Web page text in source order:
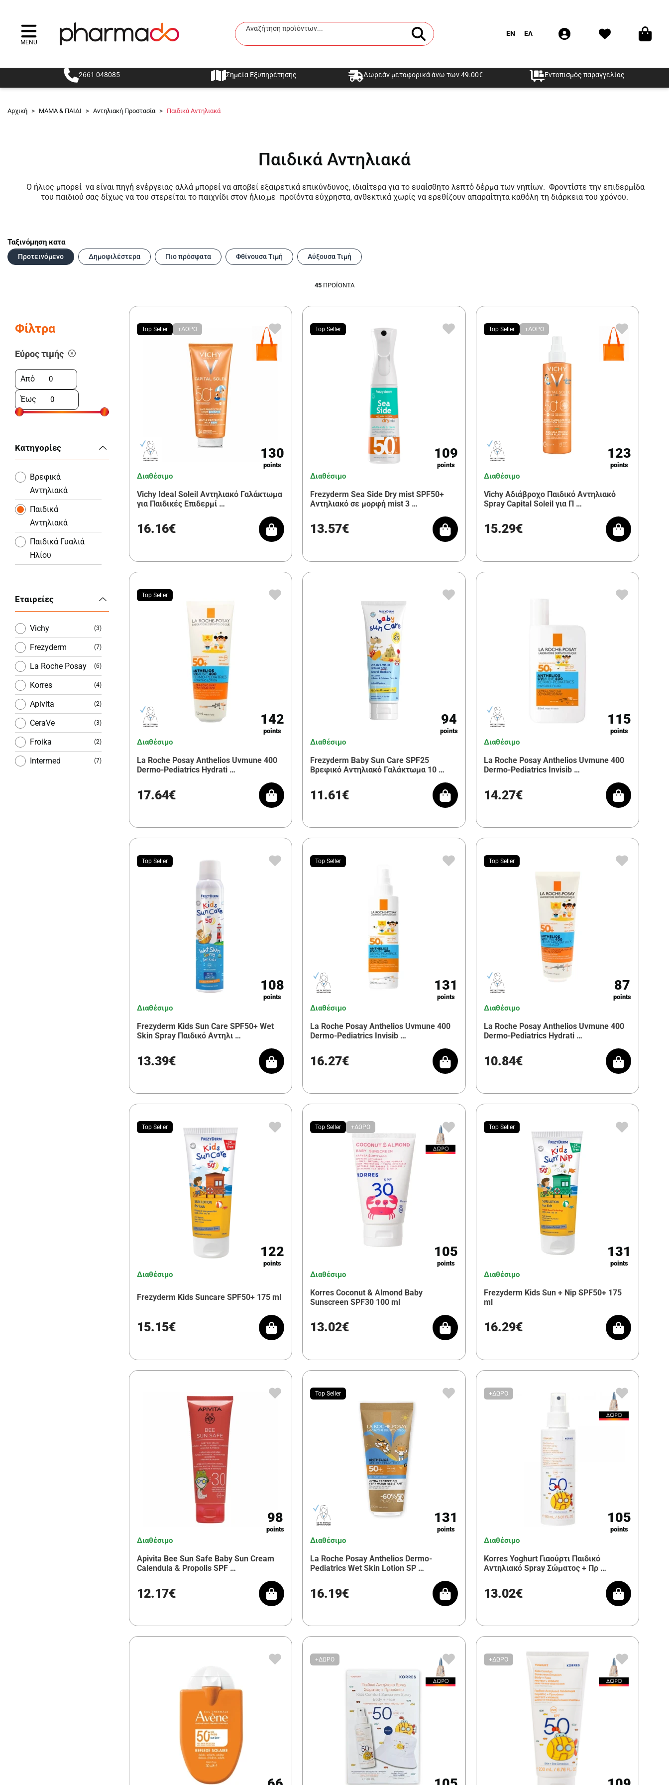
Menu
MENU
Αναζήτηση προϊόντων...
EN ΕΛ
2661 048085 Σημεία Εξυπηρέτησης Δωρεάν μεταφορικά άνω των 49.00€ Εντοπισμός παραγγελίας
Αναζήτηση
Αρχική > ΜΑΜΑ & ΠΑΙΔΙ > Αντηλιακή Προστασία > Παιδικά Αντηλιακά
Παιδικά Αντηλιακά
Ο ήλιος μπορεί να είναι πηγή ενέργειας αλλά μπορεί να αποβεί εξαιρετικά επικύνδυνος, ιδιαίτερα για το ευαίσθητο λεπτό δέρμα των νηπίων. Φροντίστε την επιδερμίδα
του παιδιού σας δίχως να του στερείται το παιχνίδι στον ήλιο,με προϊόντα εύχρηστα, ανθεκτικά χωρίς να ερεθίζουν απαραίτητα καθόλη τη διάρκεια του χρόνου.
Ταξινόμηση κατα
Προτεινόμενο Δημοφιλέστερα Πιο πρόσφατα Φθίνουσα Τιμή Αύξουσα Τιμή
45 ΠΡΟΪΌΝΤΑ
Φίλτρα
Εύρος τιμής
Από
Έως
Κατηγορίες
Βρεφικά
Αντηλιακά
Παιδικά
Αντηλιακά
Παιδικά Γυαλιά
Ηλίου
Εταιρείες
Vichy (3)
Frezyderm (7)
La Roche Posay (6)
Korres (4)
Apivita (2)
CeraVe (3)
Froika (2)
Intermed (7)
Top Seller +ΔΩΡΟ
130
points
Διαθέσιμο
Vichy Ideal Soleil Αντηλιακό Γαλάκτωμα
για Παιδικές Επιδερμί …
16.16€
Top Seller
109
points
Διαθέσιμο
Frezyderm Sea Side Dry mist SPF50+
Αντηλιακό σε μορφή mist 3 …
13.57€
Top Seller +ΔΩΡΟ
123
points
Διαθέσιμο
Vichy Αδιάβροχο Παιδικό Αντηλιακό
Spray Capital Soleil για Π …
15.29€
Top Seller
142
points
Διαθέσιμο
La Roche Posay Anthelios Uvmune 400
Dermo-Pediatrics Hydrati …
17.64€
94
points
Διαθέσιμο
Frezyderm Baby Sun Care SPF25
Βρεφικό Αντηλιακό Γαλάκτωμα 10 …
11.61€
115
points
Διαθέσιμο
La Roche Posay Anthelios Uvmune 400
Dermo-Pediatrics Invisib …
14.27€
Top Seller
108
points
Διαθέσιμο
Frezyderm Kids Sun Care SPF50+ Wet
Skin Spray Παιδικό Αντηλι …
13.39€
Top Seller
131
points
Διαθέσιμο
La Roche Posay Anthelios Uvmune 400
Dermo-Pediatrics Invisib …
16.27€
Top Seller
87
points
Διαθέσιμο
La Roche Posay Anthelios Uvmune 400
Dermo-Pediatrics Hydrati …
10.84€
Top Seller
122
points
Διαθέσιμο
Frezyderm Kids Suncare SPF50+ 175 ml
15.15€
Top Seller +ΔΩΡΟ
105
points
Διαθέσιμο
Korres Coconut & Almond Baby
Sunscreen SPF30 100 ml
13.02€
Top Seller
131
points
Διαθέσιμο
Frezyderm Kids Sun + Nip SPF50+ 175
ml
16.29€
98
points
Διαθέσιμο
Apivita Bee Sun Safe Baby Sun Cream
Calendula & Propolis SPF …
12.17€
Top Seller
131
points
Διαθέσιμο
La Roche Posay Anthelios Dermo-
Pediatrics Wet Skin Lotion SP …
16.19€
+ΔΩΡΟ
105
points
Διαθέσιμο
Korres Yoghurt Γιαούρτι Παιδικό
Αντηλιακό Spray Σώματος + Πρ …
13.02€
+ΔΩΡΟ +ΔΩΡΟ